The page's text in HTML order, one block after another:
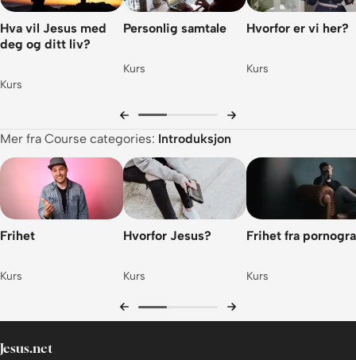
Hva vil Jesus med
deg og ditt liv?
Kurs
Personlig samtale
Kurs
Hvorfor er vi her?
Kurs
Mer fra Course categories: Introduksjon
Frihet
Kurs
Hvorfor Jesus?
Kurs
Frihet fra
Kurs
Jesus.net